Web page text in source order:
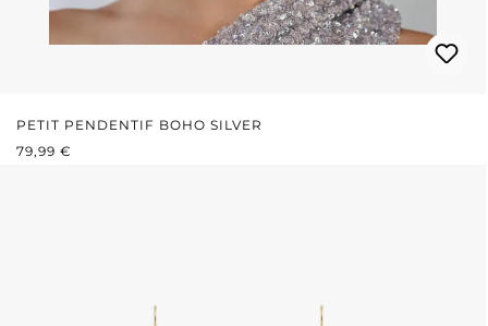
PETIT PENDENTIF BOHO SILVER
PRIX RÉGULIER :
79,99 €